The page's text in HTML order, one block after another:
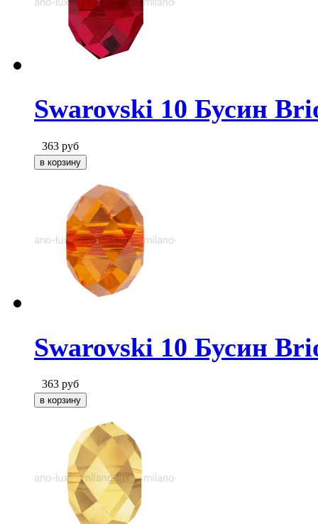
Swarovski 10 Бусин
363 руб
Swarovski 10 Бусин
363 руб